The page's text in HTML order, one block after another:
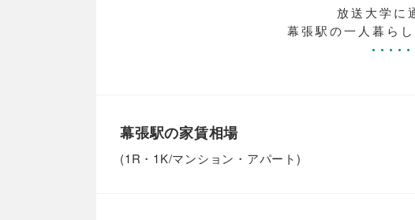
放送大学に
幕張駅の一人暮ら
幕張駅の家賃相場
(1R・1K/マンション・アパート)